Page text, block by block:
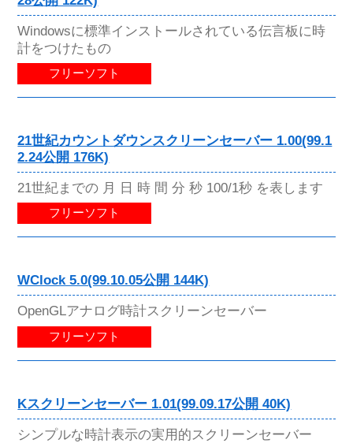
Windowsに標準インストールされている伝言板に時
計をつけたもの
フリーソフト
21世紀カウントダウンスクリーンセーバー 1.00(99.1
2.24公開 176K)
21世紀までの 月 日 時 間 分 秒 100/1秒 を表します
フリーソフト
WClock 5.0(99.10.05公開 144K)
OpenGLアナログ時計スクリーンセーバー
フリーソフト
Kスクリーンセーバー 1.01(99.09.17公開 40K)
シンプルな時計表示の実用的スクリーンセーバー